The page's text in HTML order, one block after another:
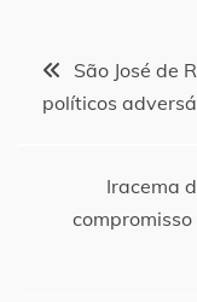
Navegação
de
São José de
políticos
Iracema